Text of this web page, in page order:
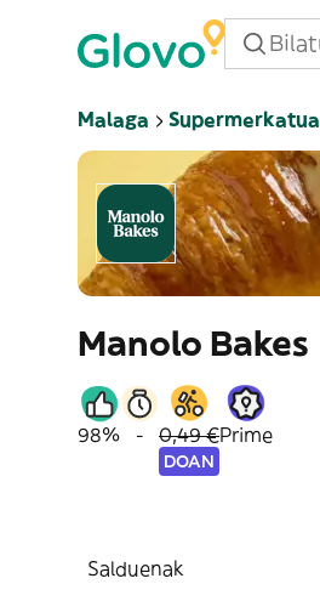
Malaga Supermerkatua
Manolo Bakes
98% - 0,49 €
DOAN
Prime
Salduenak